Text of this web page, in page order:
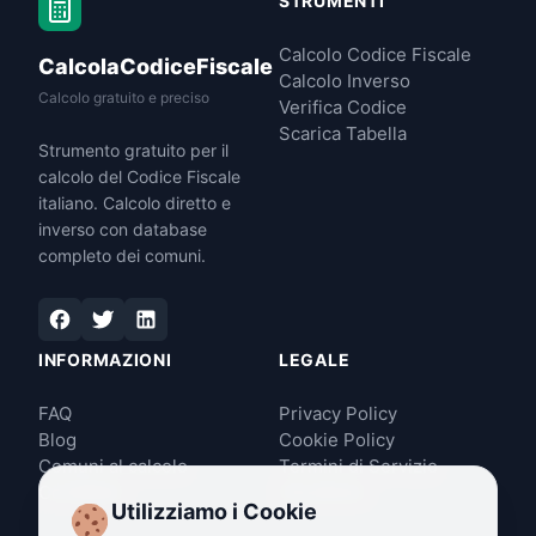
CalcolaCodiceFiscale
Calcolo gratuito e preciso
Strumento gratuito per il
calcolo del Codice Fiscale
italiano. Calcolo diretto e
inverso con database
completo dei comuni.
Calcolo Codice Fiscale
Calcolo Inverso
Verifica Codice
Scarica Tabella
INFORMAZIONI
FAQ
Blog
Comuni al calcolo
Contattaci
LEGALE
Privacy Policy
Cookie Policy
Termini di Servizio
Utilizziamo i Cookie